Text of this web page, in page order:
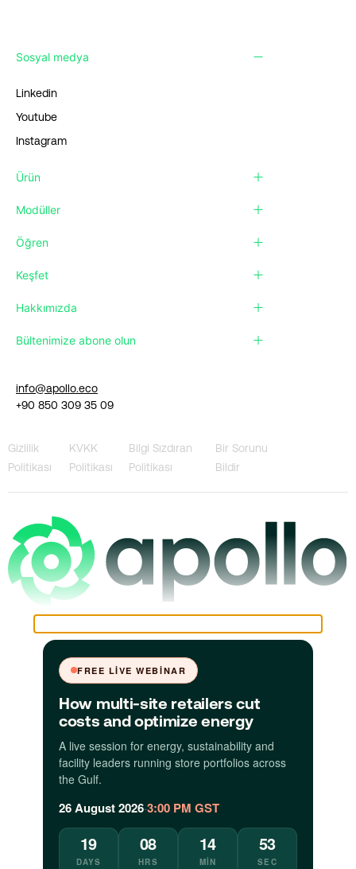
Sosyal medya
Linkedin
Youtube
Instagram
Ürün
Modüller
Öğren
Keşfet
Hakkımızda
Bültenimize abone olun
info@apollo.eco
+90 850 309 35 09
Gizlilik
Politikası
KVKK
Politikası
Bilgi Sızdıran
Politikası
Bir Sorunu
Bildir
FREE LIVE WEBINAR
How multi-site retailers cut
costs and optimize energy
A live session for energy, sustainability and
facility leaders running store portfolios across
the Gulf.
26 August 2026·3:00 PM GST
19
DAYS
08
HRS
14
MIN
51
SEC